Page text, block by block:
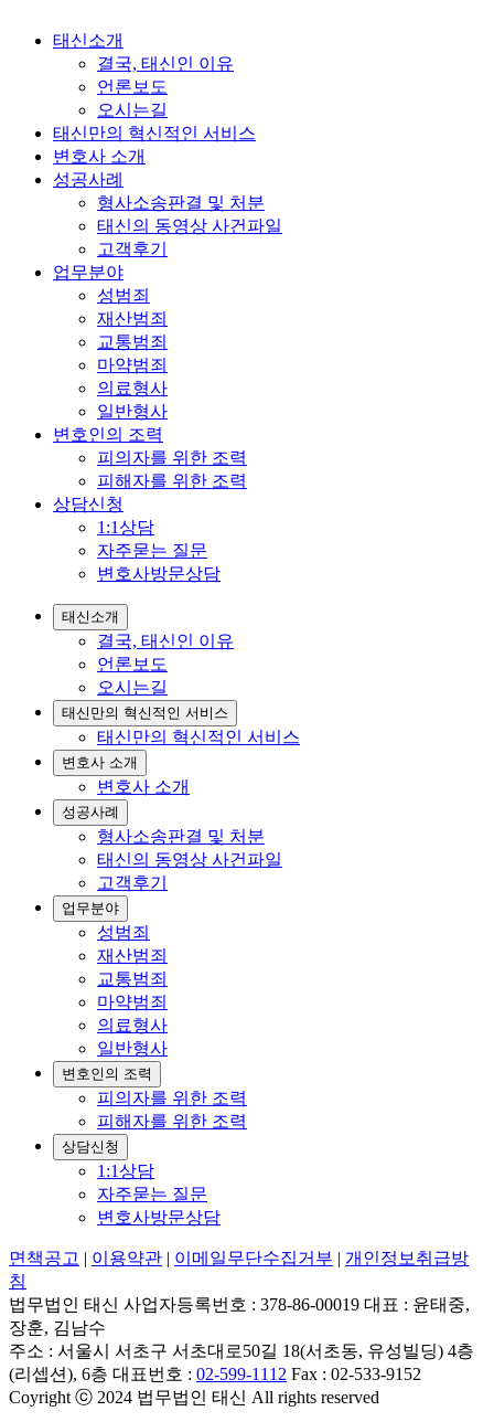
태신소개
결국, 태신인 이유
언론보도
오시는길
태신만의 혁신적인 서비스
변호사 소개
성공사례
형사소송판결 및 처분
태신의 동영상 사건파일
고객후기
업무분야
성범죄
재산범죄
교통범죄
마약범죄
의료형사
일반형사
변호인의 조력
피의자를 위한 조력
피해자를 위한 조력
상담신청
1:1상담
자주묻는 질문
변호사방문상담
태신소개
결국, 태신인 이유
언론보도
오시는길
태신만의 혁신적인 서비스
태신만의 혁신적인 서비스
변호사 소개
변호사 소개
성공사례
형사소송판결 및 처분
태신의 동영상 사건파일
고객후기
업무분야
성범죄
재산범죄
교통범죄
마약범죄
의료형사
일반형사
변호인의 조력
피의자를 위한 조력
피해자를 위한 조력
상담신청
1:1상담
자주묻는 질문
변호사방문상담
면책공고 | 이용약관 | 이메일무단수집거부 | 개인정보취급방
침
법무법인 태신 사업자등록번호 : 378-86-00019 대표 : 윤태중,
장훈, 김남수
주소 : 서울시 서초구 서초대로50길 18(서초동, 유성빌딩) 4층
(리셉션), 6층 대표번호 : 02-599-1112 Fax : 02-533-9152
Coyright ⓒ 2024 법무법인 태신 All rights reserved